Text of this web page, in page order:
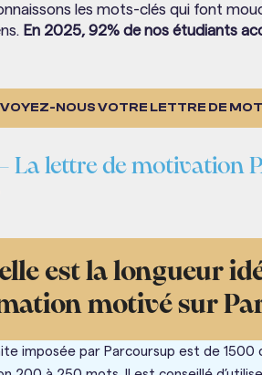
les mots-clés qui font
En 2025, 92% de nos étudiants
NOUS VOTRE LETTRE DE
La lettre de motivation
est la longueur
motivé sur
imposée par Parcoursup est de